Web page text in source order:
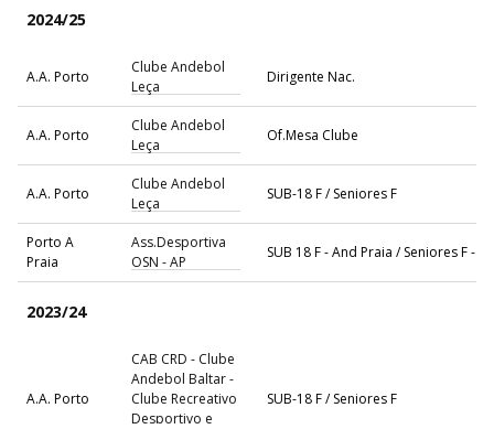
2024/25
A.A. Porto
Clube Andebol
Leça
Dirigente Nac.
A.A. Porto
Clube Andebol
Leça
Of.Mesa Clube
A.A. Porto
Clube Andebol
Leça
SUB-18 F / Seniores F
Porto A
Praia
Ass.Desportiva
OSN - AP
SUB 18 F - And Praia / Seniores F -
2023/24
A.A. Porto
CAB CRD - Clube
Andebol Baltar -
Clube Recreativo
Desportivo e
SUB-18 F / Seniores F